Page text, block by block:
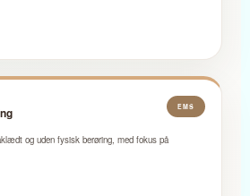
EMS
og uden fysisk berøring, med fokus på